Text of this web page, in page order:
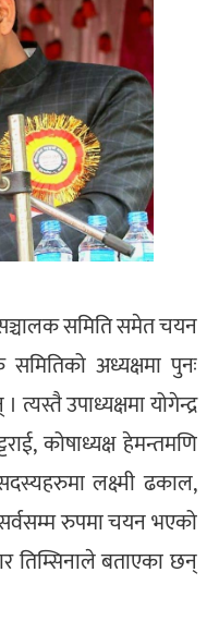
समिति समेत चयन
अध्यक्षमा पुनः
उपाध्यक्षमा योगेन्द्र
कोषाध्यक्ष हेमन्तमणि
लक्ष्मी ढकाल,
रुपमा चयन भएको
तिम्सिनाले बताएका छन्